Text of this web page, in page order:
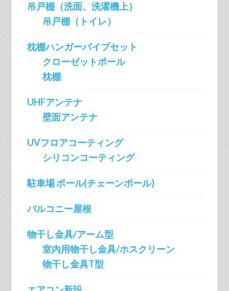
吊戸棚（洗面、洗濯機上）
吊戸棚（トイレ）
枕棚ハンガーパイプセット
クローゼットポール
枕棚
UHFアンテナ
壁面アンテナ
UVフロアコーティング
シリコンコーティング
駐車場 ポール(チェーンポール)
バルコニー屋根
物干し金具/アーム型
室内用物干し金具/ホスクリーン
物干し金具T型